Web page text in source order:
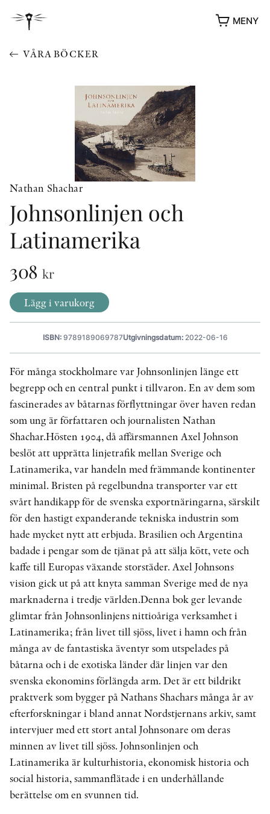
MENY
PRESSKONTAKT
VÅRA BÖCKER
Nathan Shachar
Johnsonlinjen och
Latinamerika
308 kr
Lägg i varukorg
ISBN:9789189069787Utgivningsdatum:2022-06-16
För många stockholmare var Johnsonlinjen länge ett
begrepp och en central punkt i tillvaron. En av dem som
fascinerades av båtarnas förflyttningar över haven redan
som ung är författaren och journalisten Nathan
Shachar.Hösten 1904, då affärsmannen Axel Johnson
beslöt att upprätta linjetrafik mellan Sverige och
Latinamerika, var handeln med främmande kontinenter
minimal. Bristen på regelbundna transporter var ett
svårt handikapp för de svenska exportnäringarna, särskilt
för den hastigt expanderande tekniska industrin som
hade mycket nytt att erbjuda. Brasilien och Argentina
badade i pengar som de tjänat på att sälja kött, vete och
kaffe till Europas växande storstäder. Axel Johnsons
vision gick ut på att knyta samman Sverige med de nya
marknaderna i tredje världen.Denna bok ger levande
glimtar från Johnsonlinjens nittioåriga verksam­het i
Latinamerika; från livet till sjöss, livet i hamn och från
många av de fantastiska äventyr som utspelades på
båtarna och i de exotiska länder där linjen var den
svenska ekonomins förlängda arm. Det är ett bildrikt
prakt­verk som bygger på Nathans Shachars många år av
efterforskningar i bland annat Nordstjernans arkiv, samt
intervjuer med ett stort antal Johnsonare om deras
minnen av livet till sjöss. Johnsonlinjen och
Latinamerika är kulturhistoria, ekonomisk historia och
social historia, sammanflätade i en underhållande
berättelse om en svunnen tid.